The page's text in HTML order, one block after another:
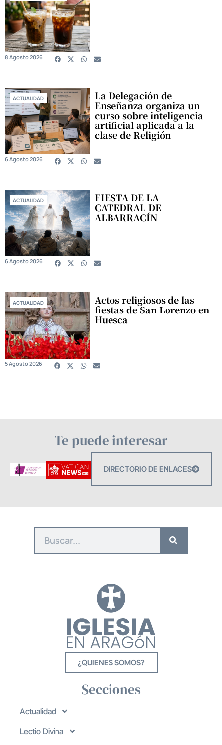
8 Agosto 2026
ACTUALIDAD La Delegación de
Enseñanza organiza un
curso sobre inteligencia
artificial aplicada a la
clase de Religión
6 Agosto 2026
ACTUALIDAD FIESTA DE LA
CATEDRAL DE
ALBARRACÍN
6 Agosto 2026
ACTUALIDAD Actos religiosos de las
fiestas de San Lorenzo en
Huesca
5 Agosto 2026
Te puede interesar
DIRECTORIO DE ENLACES
¿QUIENES SOMOS?
Secciones
Actualidad
Lectio Divina